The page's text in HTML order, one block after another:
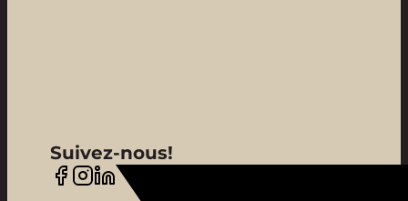
Suivez-nous!